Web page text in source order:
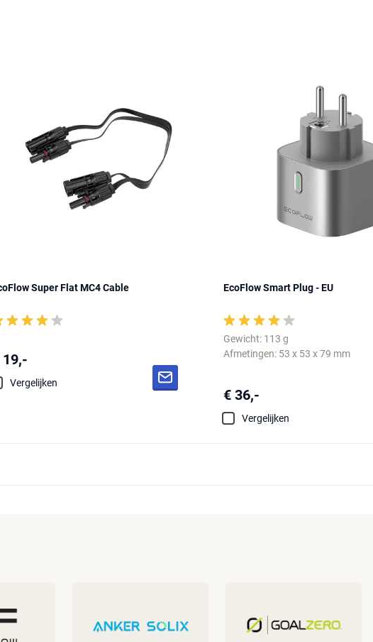
Super Flat MC4 Cable
19,-
Vergelijken
EcoFlow Smart Plug - EU
Gewicht: 113 g
Afmetingen: 53 x 53 x 79 mm
€ 36,-
Vergelijken